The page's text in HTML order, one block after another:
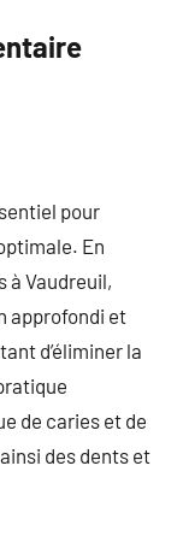
pour
En
à Vaudreuil,
approfondi et
d’éliminer la
de caries et de
des dents et